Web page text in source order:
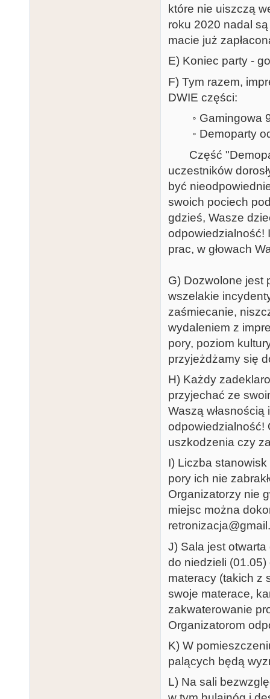
które nie uiszczą
roku 2020 nadal
macie już
E) Koniec party -
F) Tym razem,
DWIE części:
◦ Gamingowa
◦ Demoparty
Część
uczestników
być
swoich pociech
gdzieś, Wasze
odpowiedzialność!
prac, w głowach
G) Dozwolone jest
wszelakie
zaśmiecanie,
wydaleniem z
pory, poziom
przyjeżdżamy się
H) Każdy
przyjechać ze
Waszą
odpowiedzialność!
uszkodzenia czy
I) Liczba
pory ich nie
Organizatorzy nie
miejsc można
J) Sala jest
do niedzieli
materacy (takich z
swoje materace,
zakwaterowanie
Organizatorom
K) W
palących będą
L) Na sali